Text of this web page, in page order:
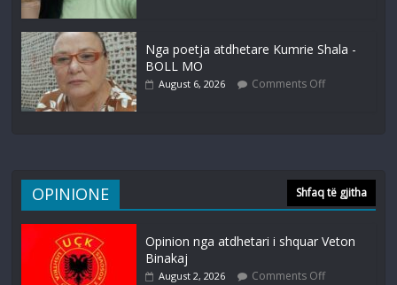
Nga poetja atdhetare Kumrie Shala -
BOLL MO
August 6, 2026 Comments Off
OPINIONE Shfaq të gjitha
Opinion nga atdhetari i shquar Veton
Binakaj
August 2, 2026 Comments Off